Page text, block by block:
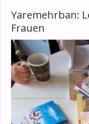
Yaremehrban:
Frauen